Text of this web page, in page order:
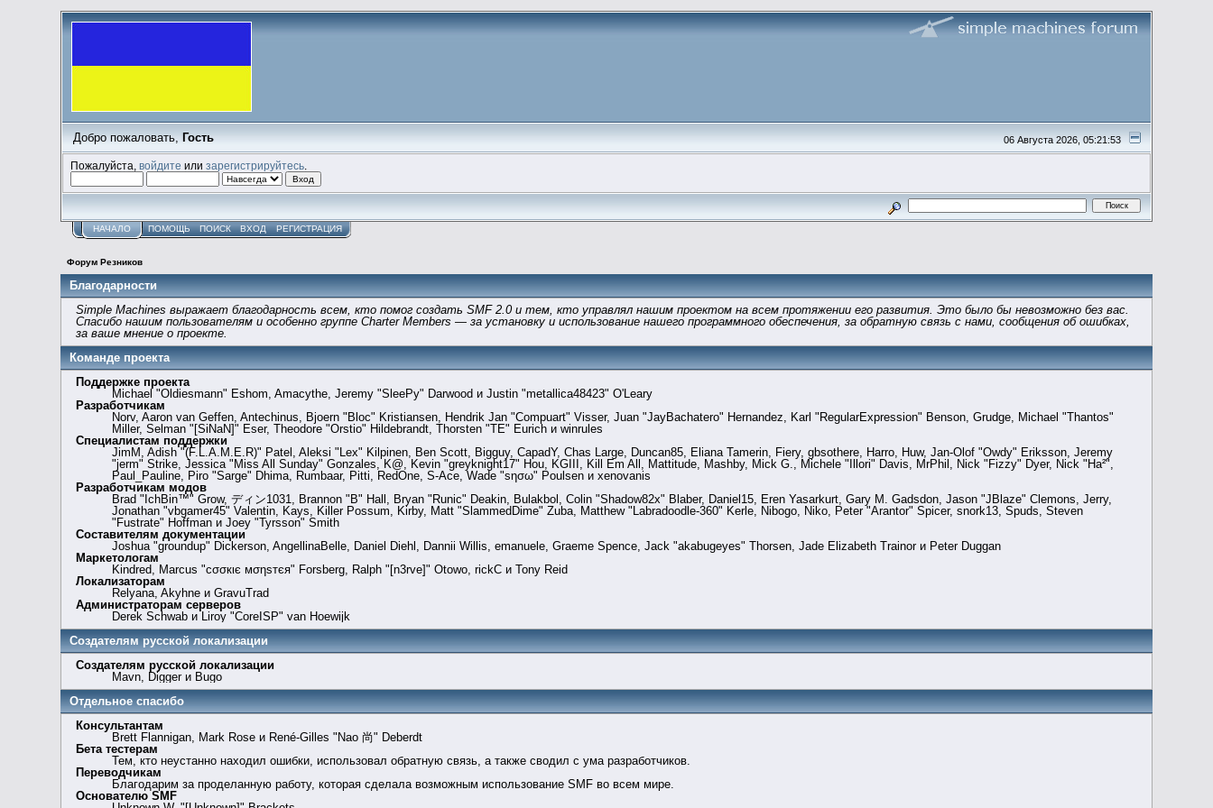
06 Августа 2026, 05:21:53
Добро пожаловать, Гость
Пожалуйста,войдите илизарегистрируйтесь
НАЧАЛО ПОМОЩЬ ПОИСК ВХОД РЕГИСТРАЦИЯ
Форум Резников
Благодарности
Simple Machines выражает благодарность всем, кто помог создать SMF 2.0 и тем, кто управлял нашим проектом на всем протяжении его развития. Это было бы невозможно без вас.
Спасибо нашим пользователям и особенно группе Charter Members — за установку и использование нашего программного обеспечения, за обратную связь с нами, сообщения об ошибках,
за ваше мнение о проекте.
Команде проекта
Поддержке проекта
Michael "Oldiesmann" Eshom, Amacythe, Jeremy "SleePy" Darwood и Justin "metallica48423" O'Leary
Разработчикам
Norv, Aaron van Geffen, Antechinus, Bjoern "Bloc" Kristiansen, Hendrik Jan "Compuart" Visser, Juan "JayBachatero" Hernandez, Karl "RegularExpression" Benson, Grudge, Michael "Thantos"
Miller, Selman "[SiNaN]" Eser, Theodore "Orstio" Hildebrandt, Thorsten "TE" Eurich и winrules
Специалистам поддержки
JimM, Adish "(F.L.A.M.E.R)" Patel, Aleksi "Lex" Kilpinen, Ben Scott, Bigguy, CapadY, Chas Large, Duncan85, Eliana Tamerin, Fiery, gbsothere, Harro, Huw, Jan-Olof "Owdy" Eriksson, Jeremy
"jerm" Strike, Jessica "Miss All Sunday" Gonzales, K@, Kevin "greyknight17" Hou, KGIII, Kill Em All, Mattitude, Mashby, Mick G., Michele "Illori" Davis, MrPhil, Nick "Fizzy" Dyer, Nick "Ha²",
Paul_Pauline, Piro "Sarge" Dhima, Rumbaar, Pitti, RedOne, S-Ace, Wade "sησω" Poulsen и xenovanis
Разработчикам модов
Brad "IchBin™" Grow, ディン1031, Brannon "B" Hall, Bryan "Runic" Deakin, Bulakbol, Colin "Shadow82x" Blaber, Daniel15, Eren Yasarkurt, Gary M. Gadsdon, Jason "JBlaze" Clemons, Jerry,
Jonathan "vbgamer45" Valentin, Kays, Killer Possum, Kirby, Matt "SlammedDime" Zuba, Matthew "Labradoodle-360" Kerle, Nibogo, Niko, Peter "Arantor" Spicer, snork13, Spuds, Steven
"Fustrate" Hoffman и Joey "Tyrsson" Smith
Составителям документации
Joshua "groundup" Dickerson, AngellinaBelle, Daniel Diehl, Dannii Willis, emanuele, Graeme Spence, Jack "akabugeyes" Thorsen, Jade Elizabeth Trainor и Peter Duggan
Маркетологам
Kindred, Marcus "cσσкιє мσηѕтєя" Forsberg, Ralph "[n3rve]" Otowo, rickC и Tony Reid
Локализаторам
Relyana, Akyhne и GravuTrad
Администраторам серверов
Derek Schwab и Liroy "CoreISP" van Hoewijk
Создателям русской локализации
Создателям русской локализации
Mavn, Digger и Bugo
Отдельное спасибо
Консультантам
Brett Flannigan, Mark Rose и René-Gilles "Nao 尚" Deberdt
Бета тестерам
Тем, кто неустанно находил ошибки, использовал обратную связь, а также сводил с ума разработчиков.
Переводчикам
Благодарим за проделанную работу, которая сделала возможным использование SMF во всем мире.
Основателю SMF